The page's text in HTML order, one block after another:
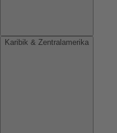
Karibik & Zentralamerika